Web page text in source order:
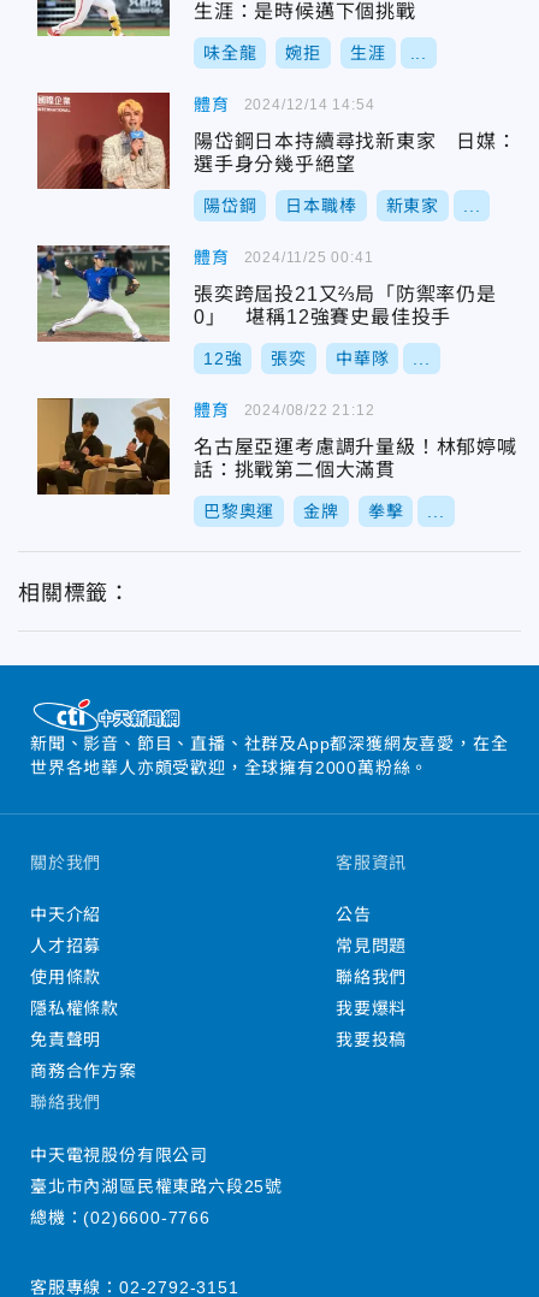
生涯：是時候邁下個挑戰
味全龍 婉拒 生涯
體育
陽岱鋼日本持續尋找新東家 日媒：
選手身分幾乎絕望
陽岱鋼 日本職棒 新東家
2024/12/14 14:54
體育
張奕跨屆投21又⅔局「防禦率仍是
0」 堪稱12強賽史最佳投手
12強 張奕 中華隊
2024/11/25 00:41
體育
名古屋亞運考慮調升量級！林郁婷喊
話：挑戰第二個大滿貫
巴黎奧運 金牌 拳擊
2024/08/22 21:12
相關標籤：
新聞、影音、節目、直播、社群及App都深獲網友喜愛，在全
世界各地華人亦頗受歡迎，全球擁有2000萬粉絲。
關於我們
中天介紹
人才招募
使用條款
隱私權條款
免責聲明
商務合作方案
客服資訊
公告
常見問題
聯絡我們
我要爆料
我要投稿
聯絡我們
中天電視股份有限公司
臺北市內湖區民權東路六段25號
總機：(02)6600-7766
客服專線： 02-2792-3151